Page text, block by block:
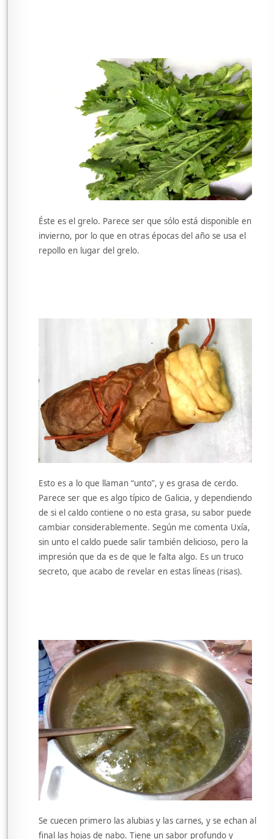
Éste es el grelo. Parece ser que sólo está disponible en
invierno, por lo que en otras épocas del año se usa el
repollo en lugar del grelo.
Esto es a lo que llaman “unto”, y es grasa de cerdo.
Parece ser que es algo típico de Galicia, y dependiendo
de si el caldo contiene o no esta grasa, su sabor puede
cambiar considerablemente. Según me comenta Uxía,
sin unto el caldo puede salir también delicioso, pero la
impresión que da es de que le falta algo. Es un truco
secreto, que acabo de revelar en estas líneas (risas).
Se cuecen primero las alubias y las carnes, y se echan al
final las hojas de nabo. Tiene un sabor profundo y